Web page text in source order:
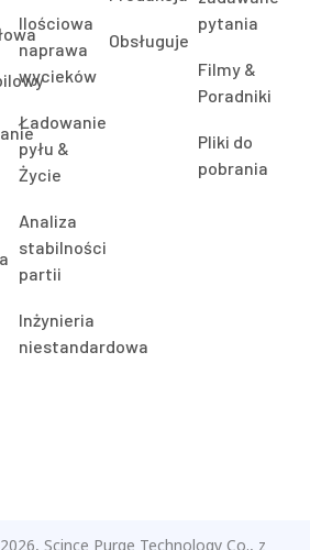
Ilościowa
naprawa
wycieków
Ładowanie
pyłu &
Życie
Analiza
stabilności
partii
Inżynieria
niestandardowa
Obsługuje
pytania
Filmy &
Poradniki
Pliki do
pobrania
Scince Purge Technology Co., z